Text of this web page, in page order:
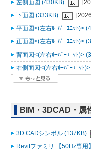
左側面図 (430KB)
下面図 (333KB)
平面図<(左右ﾙｰﾊﾞｰﾕﾆｯﾄ)>
正面図<(左右ﾙｰﾊﾞｰﾕﾆｯﾄ)>
背面図<(左右ﾙｰﾊﾞｰﾕﾆｯﾄ)>
右側面図<(左右ﾙｰﾊﾞｰﾕﾆｯﾄ
BIM・3DCAD・属
3D CADシンボル (137KB)
Revitファミリ 【50Hz専用